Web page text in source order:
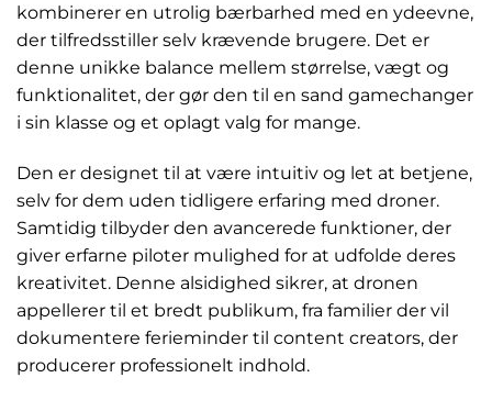
kombinerer en utrolig bærbarhed med en ydeevne,
der tilfredsstiller selv krævende brugere. Det er
denne unikke balance mellem størrelse, vægt og
funktionalitet, der gør den til en sand gamechanger
i sin klasse og et oplagt valg for mange.
Den er designet til at være intuitiv og let at betjene,
selv for dem uden tidligere erfaring med droner.
Samtidig tilbyder den avancerede funktioner, der
giver erfarne piloter mulighed for at udfolde deres
kreativitet. Denne alsidighed sikrer, at dronen
appellerer til et bredt publikum, fra familier der vil
dokumentere ferieminder til content creators, der
producerer professionelt indhold.